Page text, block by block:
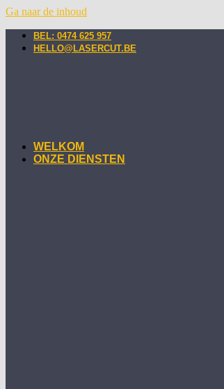
Ga naar de inhoud
BEL: 0474 625 957
HELLO@LASERCUT.BE
WELKOM
ONZE DIENSTEN